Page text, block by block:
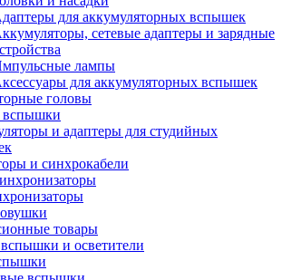
для аккумуляторных вспышек
сетевые адаптеры и зарядные
лампы
для аккумуляторных вспышек
головы
и адаптеры для студийных
и синхрокабели
товары
и осветители